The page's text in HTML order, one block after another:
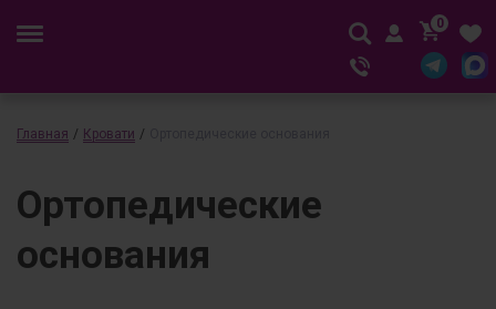
0
Главная / Кровати /
Ортопедические
основания